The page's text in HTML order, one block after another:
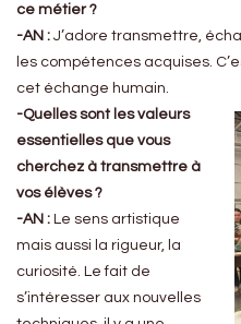
ce métier ?
-AN : J’adore transmettre,
les compétences acquises.
cet échange humain.
-Quelles sont les valeurs
essentielles que vous
cherchez à transmettre à
vos élèves ?
-AN : Le sens artistique
mais aussi la rigueur, la
curiosité. Le fait de
s’intéresser aux nouvelles